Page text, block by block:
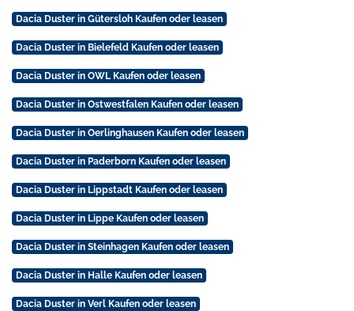
Dacia Duster in Gütersloh Kaufen oder leasen
Dacia Duster in Bielefeld Kaufen oder leasen
Dacia Duster in OWL Kaufen oder leasen
Dacia Duster in Ostwestfalen Kaufen oder leasen
Dacia Duster in Oerlinghausen Kaufen oder leasen
Dacia Duster in Paderborn Kaufen oder leasen
Dacia Duster in Lippstadt Kaufen oder leasen
Dacia Duster in Lippe Kaufen oder leasen
Dacia Duster in Steinhagen Kaufen oder leasen
Dacia Duster in Halle Kaufen oder leasen
Dacia Duster in Verl Kaufen oder leasen